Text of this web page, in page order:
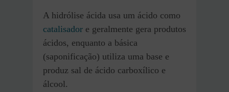
A hidrólise ácida usa um ácido como
catalisador e geralmente gera produtos
ácidos, enquanto a básica
(saponificação) utiliza uma base e
produz sal de ácido carboxílico e
álcool.